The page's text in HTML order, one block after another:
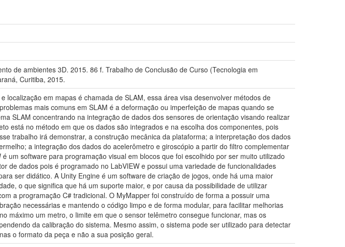
de ambientes 3D. 2015. 86 f. Trabalho de Conclusão de Curso (Tecnologia em
Curitiba, 2015.
localização em mapas é chamada de SLAM, essa área visa desenvolver métodos de
mais comuns em SLAM é a deformação ou imperfeição de mapas quando se
SLAM concentrando na integração de dados dos sensores de orientação visando realizar
está no método em que os dados são integrados e na escolha dos componentes, pois
trabalho irá demonstrar, a construção mecânica da plataforma; a interpretação dos dados
a integração dos dados do acelerômetro e giroscópio a partir do filtro complementar
um software para programação visual em blocos que foi escolhido por ser muito utilizado
de dados pois é programado no LabVIEW e possui uma variedade de funcionalidades
ser didático. A Unity Engine é um software de criação de jogos, onde há uma maior
o que significa que há um suporte maior, e por causa da possibilidade de utilizar
a programação C# tradicional. O MyMapper foi construído de forma a possuir uma
necessárias e mantendo o código limpo e de forma modular, para facilitar melhorias
máximo um metro, o limite em que o sensor telêmetro consegue funcionar, mas os
da calibração do sistema. Mesmo assim, o sistema pode ser utilizado para detectar
o formato da peça e não a sua posição geral.